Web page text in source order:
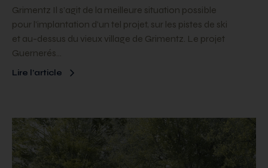
Grimentz Il s’agit de la meilleure situation possible
pour l’implantation d’un tel projet, sur les pistes de ski
et au-dessus du vieux village de Grimentz. Le projet
Guernerés…
Lire l’article